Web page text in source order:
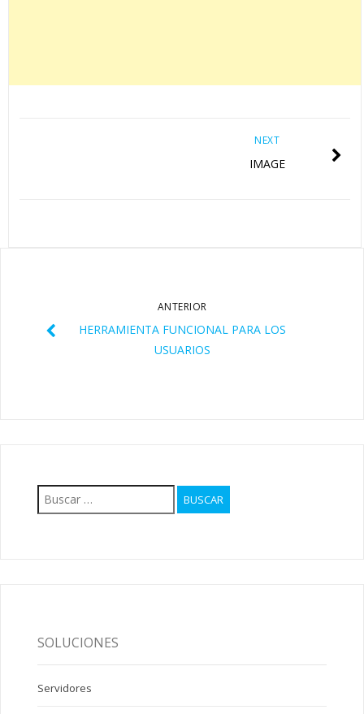
NEXT
IMAGE
ANTERIOR
HERRAMIENTA FUNCIONAL PARA LOS
USUARIOS
Buscar:
SOLUCIONES
Servidores